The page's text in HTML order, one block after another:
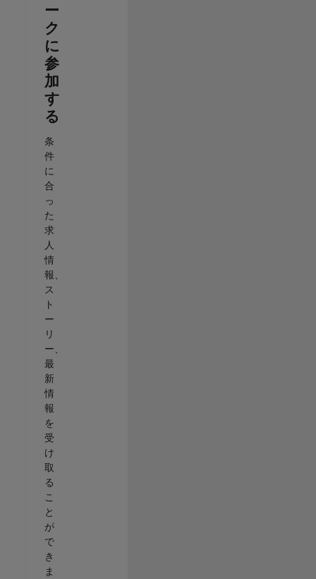
ー
ク
に
参
加
す
る
条
件
に
合
っ
た
求
人
情
報、
ス
ト
ー
リ
ー、
最
新
情
報
を
受
け
取
る
こ
と
が
で
き
ま